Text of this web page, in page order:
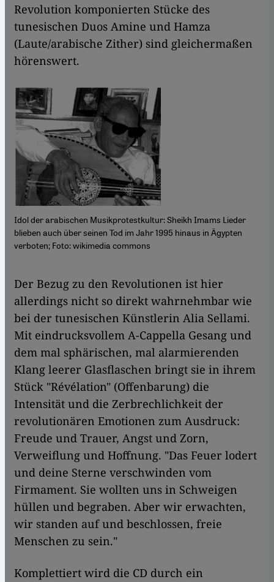
Revolution komponierten Stücke des
tunesischen Duos Amine und Hamza
(Laute/arabische Zither) sind gleichermaßen
hörenswert.
Idol der arabischen Musikprotestkultur: Sheikh Imams Lieder
blieben auch über seinen Tod im Jahr 1995 hinaus in Ägypten
verboten; Foto: wikimedia commons
​​Der Bezug zu den Revolutionen ist hier
allerdings nicht so direkt wahrnehmbar wie
bei der tunesischen Künstlerin Alia Sellami.
Mit eindrucksvollem A-Cappella Gesang und
dem mal sphärischen, mal alarmierenden
Klang leerer Glasflaschen bringt sie in ihrem
Stück "Révélation" (Offenbarung) die
Intensität und die Zerbrechlichkeit der
revolutionären Emotionen zum Ausdruck:
Freude und Trauer, Angst und Zorn,
Verweiflung und Hoffnung. "Das Feuer lodert
und deine Sterne verschwinden vom
Firmament. Sie wollten uns in Schweigen
hüllen und begraben. Aber wir erwachten,
wir standen auf und beschlossen, freie
Menschen zu sein."
Komplettiert wird die CD durch ein